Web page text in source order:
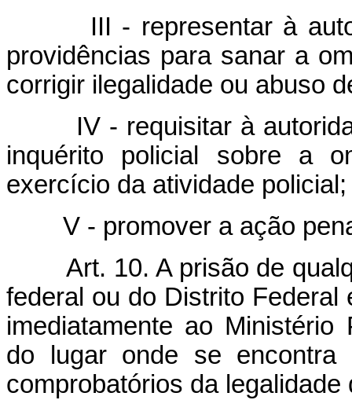
III - representar à
providências para sanar a
corrigir ilegalidade ou abuso
IV - requisitar à
inquérito policial sobre a
exercício da atividade policial;
V - promover a ação
Art. 10. A prisão de
federal ou do Distrito Federal
imediatamente ao
do lugar onde se
comprobatórios da legalidade